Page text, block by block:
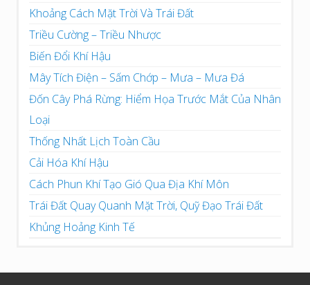
Khoảng Cách Mặt Trời Và Trái Đất
Triều Cường – Triều Nhược
Biến Đổi Khí Hậu
Mây Tích Điện – Sấm Chớp – Mưa – Mưa Đá
Đốn Cây Phá Rừng: Hiểm Họa Trước Mắt Của Nhân
Loại
Thống Nhất Lịch Toàn Cầu
Cải Hóa Khí Hậu
Cách Phun Khí Tạo Gió Qua Địa Khí Môn
Trái Đất Quay Quanh Mặt Trời, Quỹ Đạo Trái Đất
Khủng Hoảng Kinh Tế